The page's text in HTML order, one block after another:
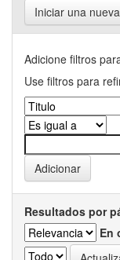
Iniciar una
Adicione filtros
Use filtros para
Resultados por
En